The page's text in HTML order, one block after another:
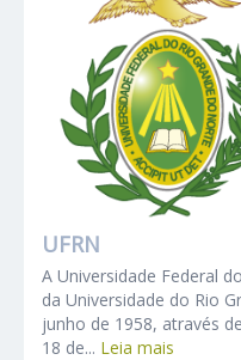
UFRN
A Universidade Federal
da Universidade do Rio
junho de 1958, através
18 de... Leia mais